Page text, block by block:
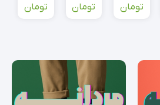
ساده
تومان
کلاسیک
تومان
طرح دار
تومان